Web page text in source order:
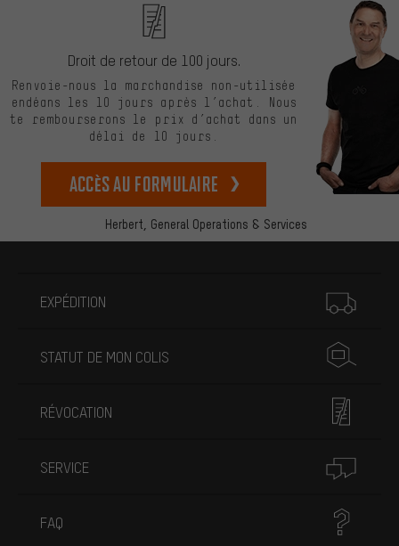
Herbert, General Operations & Services
Droit de retour de 100 jours.
Renvoie-nous la marchandise non-utilisée
endéans les 10 jours après l’achat. Nous
te rembourserons le prix d’achat dans un
délai de 10 jours.
Accès au formulaire
EXPÉDITION
STATUT DE MON COLIS
RÉVOCATION
SERVICE
FAQ